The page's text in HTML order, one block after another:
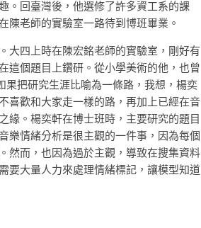
。回臺灣後，他選修了許多資工系的課
陳老師的實驗室一路待到博班畢業。
大四上時在陳宏銘老師的實驗室，剛好有
這個題目上鑽研。從小學美術的他，也曾
把研究生涯比喻為一條路，我想，楊奕
喜歡和大家走一樣的路，再加上已經在音
緣。楊奕軒在博士班時，主要研究的題目
樂情緒分析是很主觀的一件事，因為每個
然而，也因為過於主觀，導致在搜集資料
要大量人力來處理情緒標記，讓模型知道